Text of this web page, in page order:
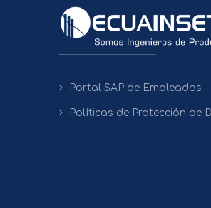
Portal SAP de Empleados
Políticas de Protección de